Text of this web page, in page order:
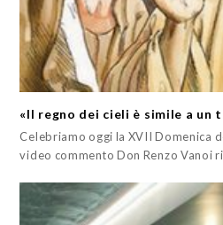
«Il regno dei cieli è simile a un
Celebriamo oggi la XVII Domenica
video commento Don Renzo Vanoi